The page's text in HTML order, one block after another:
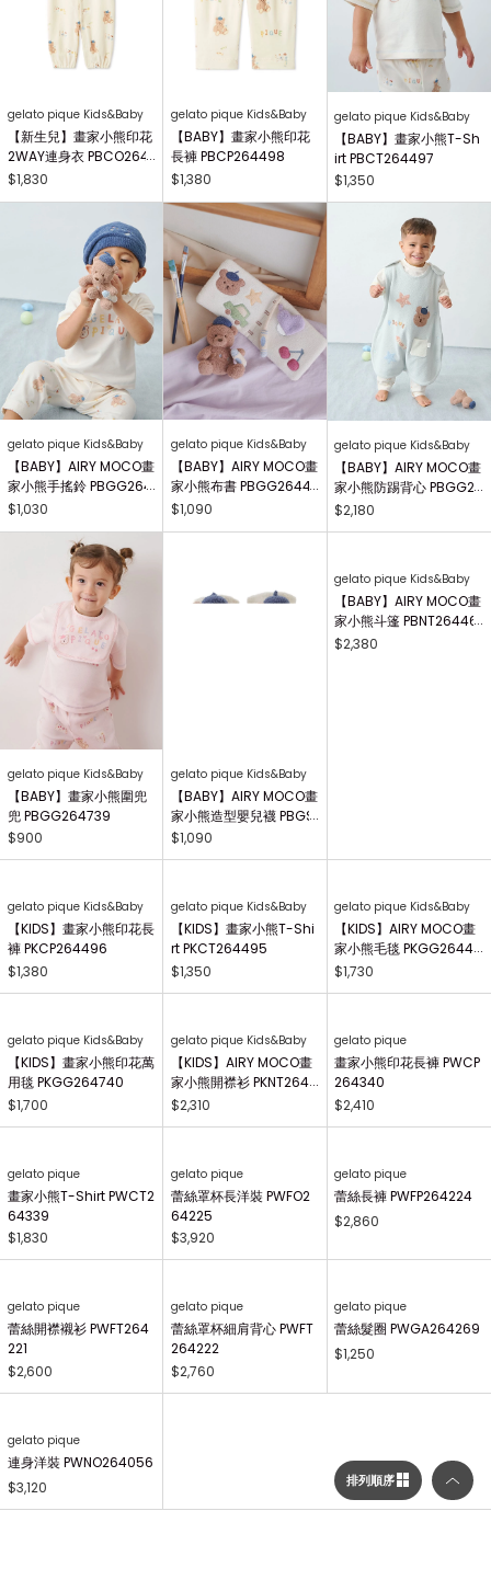
gelato pique Kids&Baby
【新生兒】畫家小熊印花
2WAY連身衣 PBCO264
738
$1,830
gelato pique Kids&Baby
【BABY】畫家小熊印花
長褲 PBCP264498
$1,380
gelato pique Kids&Baby
【BABY】畫家小熊T-Sh
irt PBCT264497
$1,350
gelato pique Kids&Baby
【BABY】AIRY MOCO畫
家小熊手搖鈴 PBGG264
414
$1,030
gelato pique Kids&Baby
【BABY】AIRY MOCO畫
家小熊布書 PBGG26441
8
$1,090
gelato pique Kids&Baby
【BABY】AIRY MOCO畫
家小熊防踢背心 PBGG2
64465
$2,180
gelato pique Kids&Baby
【BABY】畫家小熊圍兜
兜 PBGG264739
$900
gelato pique Kids&Baby
【BABY】AIRY MOCO畫
家小熊造型嬰兒襪 PBGS
264415
$1,090
gelato pique Kids&Baby
【KIDS】畫家小熊印花長
$1,380
gelato pique Kids&Baby
【KIDS】畫家小熊T-Shi
$1,350
gelato pique Kids&Baby
【KIDS】AIRY MOCO畫
$1,730
gelato pique Kids&Baby
【KIDS】畫家小熊印花萬
用毯 PKGG264740
$1,700
gelato pique Kids&Baby
【KIDS】AIRY MOCO畫
63
$2,310
畫家小熊印花長褲 PWCP
$2,410
排列順序